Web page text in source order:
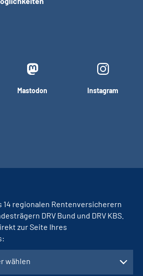
Mastodon Instagram
14 regionalen Rentenversicherern
DRV Bund und DRV KBS.
zur Seite Ihres
wählen